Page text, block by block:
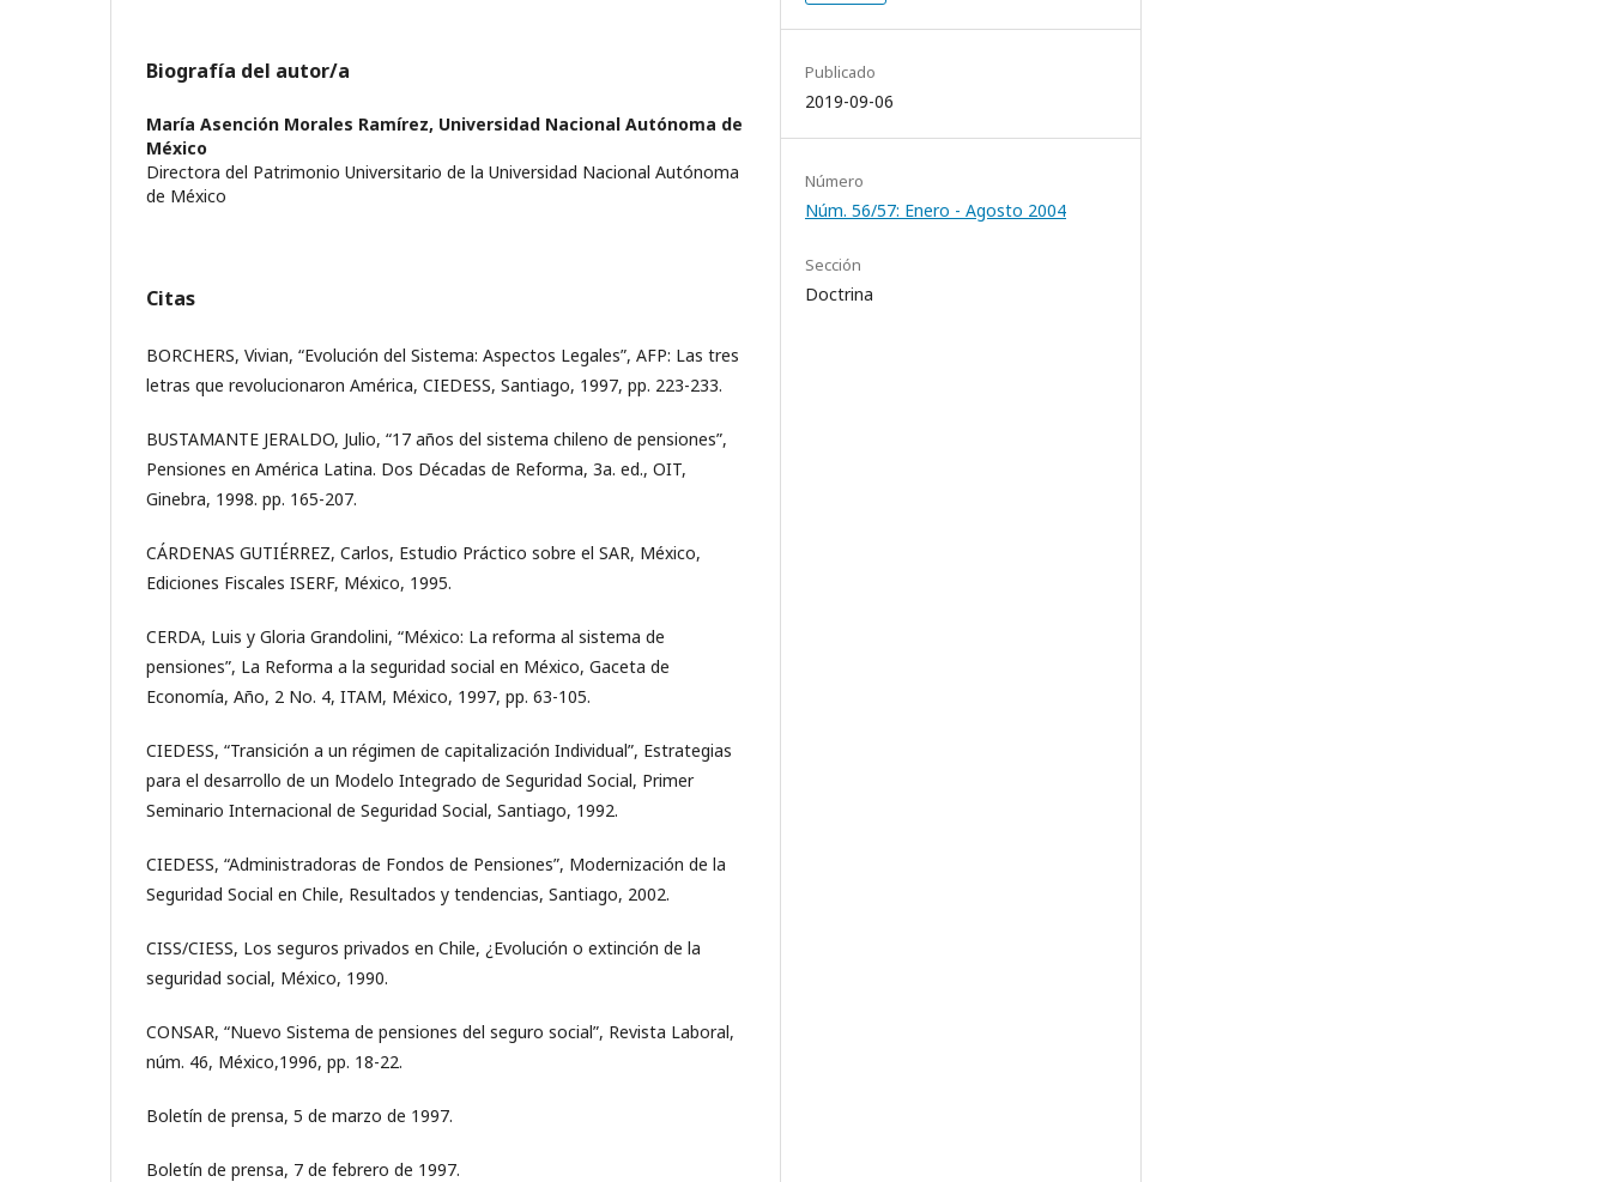
Biografía del autor/a
María Asención Morales Ramírez, Universidad Nacional Autónoma de
México
Directora del Patrimonio Universitario de la Universidad Nacional Autónoma
de México
Citas
BORCHERS, Vivian, “Evolución del Sistema: Aspectos Legales”, AFP: Las tres
letras que revolucionaron América, CIEDESS, Santiago, 1997, pp. 223-233.
BUSTAMANTE JERALDO, Julio, “17 años del sistema chileno de pensiones”,
Pensiones en América Latina. Dos Décadas de Reforma, 3a. ed., OIT,
Ginebra, 1998. pp. 165-207.
CÁRDENAS GUTIÉRREZ, Carlos, Estudio Práctico sobre el SAR, México,
Ediciones Fiscales ISERF, México, 1995.
CERDA, Luis y Gloria Grandolini, “México: La reforma al sistema de
pensiones”, La Reforma a la seguridad social en México, Gaceta de
Economía, Año, 2 No. 4, ITAM, México, 1997, pp. 63-105.
CIEDESS, “Transición a un régimen de capitalización Individual”, Estrategias
para el desarrollo de un Modelo Integrado de Seguridad Social, Primer
Seminario Internacional de Seguridad Social, Santiago, 1992.
CIEDESS, “Administradoras de Fondos de Pensiones”, Modernización de la
Seguridad Social en Chile, Resultados y tendencias, Santiago, 2002.
CISS/CIESS, Los seguros privados en Chile, ¿Evolución o extinción de la
seguridad social, México, 1990.
CONSAR, “Nuevo Sistema de pensiones del seguro social”, Revista Laboral,
núm. 46, México,1996, pp. 18-22.
Boletín de prensa, 5 de marzo de 1997.
Boletín de prensa, 7 de febrero de 1997.
Publicado
2019-09-06
Número
Núm. 56/57: Enero - Agosto 2004
Sección
Doctrina